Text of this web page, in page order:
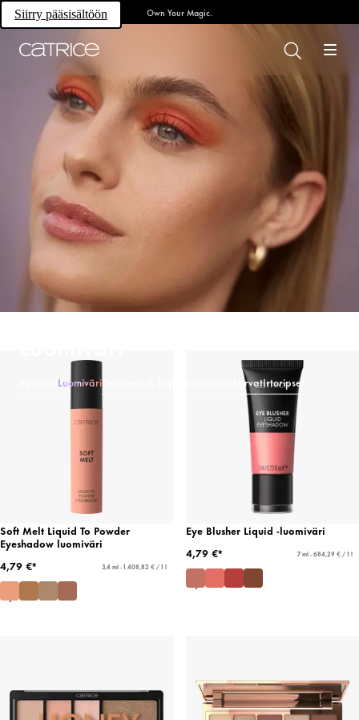
Siirry pääsisältöön Own Your Magic.
Luomiväri KulmakarvatIrtoripset
Soft Melt Liquid To Powder
Eyeshadow luomiväri
4,79 €*
3,4 ml - 1 408,82 € / 1 l
Eye Blusher Liquid -luomiväri
4,79 €*
7 ml - 684,29 € / 1 l